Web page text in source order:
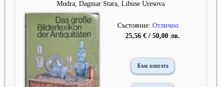
Mudra, Dagmar Stara, Libuse Uresova
Състояние: Отлично
25,56 € / 50,00 лв.
Към книгата